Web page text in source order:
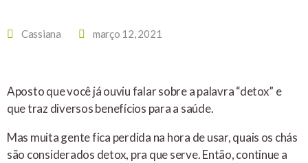
Cassiana março 12, 2021
Aposto que você já ouviu falar sobre a palavra “detox” e
que traz diversos benefícios para a saúde.
Mas muita gente fica perdida na hora de usar, quais os chás
são considerados detox, pra que serve. Então, continue a